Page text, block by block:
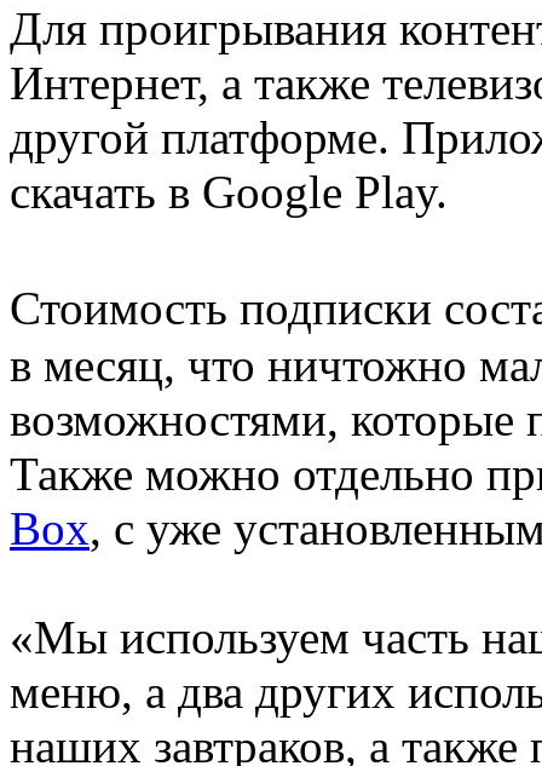
Для проигрывания
Интернет, а также
другой платформе.
скачать в Google Play.
Стоимость подписки
в месяц, что ничтожно
возможностями, которые
Также можно отдельно
Box, с уже
«Мы используем часть
меню, а два других
наших завтраков, а